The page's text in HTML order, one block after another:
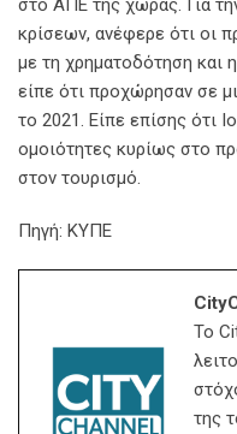
στο ΑΠΕ της χώρας. Για
κρίσεων, ανέφερε ότι οι
με τη χρηματοδότηση και
είπε ότι προχώρησαν σε
το 2021. Είπε επίσης ότι
ομοιότητες κυρίως στο
στον τουρισμό.
Πηγή: ΚΥΠΕ
Το
της